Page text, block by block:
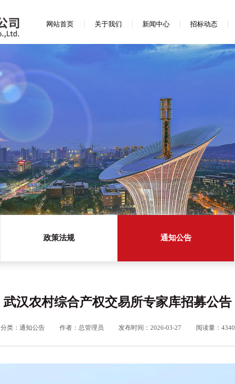
网站首页 关于我们 新闻中心 招标动态
政策法规 通知公告
武汉农村综合产权交易所专家库招募公告
分类：通知公告 作者：总管理员 发布时间：2026-03-27 阅读量：4340